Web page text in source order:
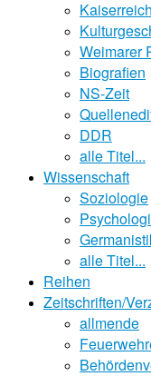
Kaiserreich
Weimarer
Biografien
NS-Zeit
DDR
alle Titel...
Wissenschaft
Soziologie
alle Titel...
Reihen
Zeitschriften/
allmende